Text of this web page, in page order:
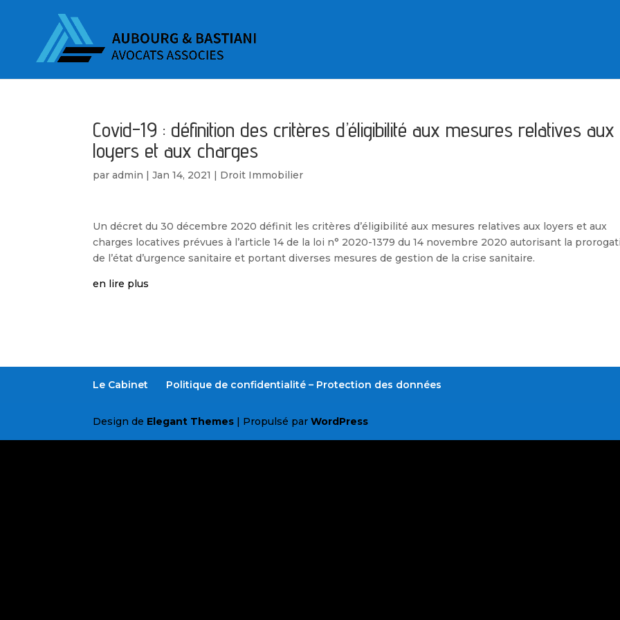
Covid-19 : définition des critères d’éligibilité aux mesures relatives aux
loyers et aux charges
paradmin |Jan 14, 2021 | Droit Immobilier
Un décret du 30 décembre 2020 définit les critères d’éligibilité aux mesures relatives aux loyers et aux
charges locatives prévues à l’article 14 de la loi n° 2020-1379 du 14 novembre 2020 autorisant la
de l’état d’urgence sanitaire et portant diverses mesures de gestion de la crise sanitaire.
en lire plus
Le Cabinet Politique de confidentialité – Protection des données
Design de Elegant Themes | Propulsé parWordPress